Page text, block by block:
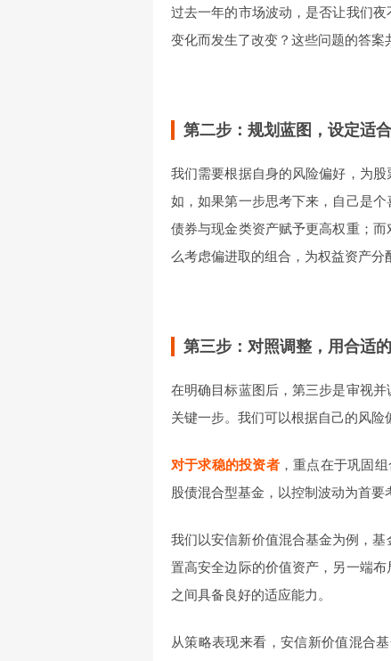
过去一年的市场波动，是否让我们
变化而发生了改变？这些问题的答案
第二步：规划蓝图，设定适
我们需要根据自身的风险偏好，为
如，如果第一步思考下来，自己是
债券与现金类资产赋予更高权重；
么考虑偏进取的组合，为权益资产分
第三步：对照调整，用合适
在明确目标蓝图后，第三步是审视
关键一步。我们可以根据自己的风险
对于求稳的投资者，重点在于巩固
股债混合型基金，以控制波动为首要
我们以安信新价值混合基金为例，
置高安全边际的价值资产，另一端
之间具备良好的适应能力。
从策略表现来看，安信新价值混合